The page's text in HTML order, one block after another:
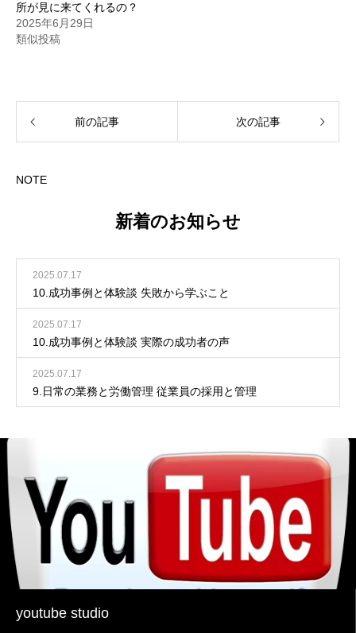
所が見に来てくれるの？
2025年6月29日
類似投稿
前の記事 次の記事
NOTE
新着のお知らせ
2025.07.17
10.成功事例と体験談 失敗から学ぶこと
2025.07.17
10.成功事例と体験談 実際の成功者の声
2025.07.17
9.日常の業務と労働管理 従業員の採用と管理
youtube studio